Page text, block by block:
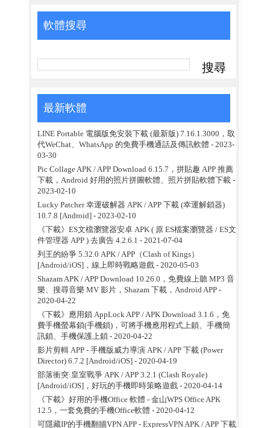
軟體搜尋
最新軟體
LINE Portable 電腦版免安裝下載 (最新版) 7.16.1.3000，取
代WeChat、WhatsApp 的免費手機通話及傳訊軟體 - 2023-
03-30
Pic Collage APK / APP Download 6.15.7，拼貼趣 APP 推薦
下載，Android 好用的照片拼圖軟體、照片拼貼軟體下載-
2023-02-10
Lucky Patcher 幸運破解器 APK / APP 下載 (幸運解鎖器)
10.7.8 [Android] - 2023-02-10
《下載》ES文檔瀏覽器安卓 APK ( 原 ES檔案瀏覽器 / ES文
件管理器 APP ) 去廣告 4.2.6.1 - 2021-07-04
列王的紛爭 5.32.0 APK / APP（Clash of Kings）
[Android/iOS]，線上即時戰略遊戲- 2020-05-03
Shazam APK / APP Download 10.26.0，免費線上聽 MP3 音
樂、搜尋音樂 MV 影片，Shazam 下載，Android APP-
2020-04-22
《下載》應用鎖 AppLock APP / APK Download 3.1.6，免
費手機螢幕鎖(手機鎖)，可將手機應用程式上鎖、手機簡
訊鎖、手機保護上鎖 - 2020-04-22
影片剪輯 APP - 手機版威力導演 APK / APP 下載 (Power
Director) 6.7.2 [Android/iOS]- 2020-04-19
部落衝突:皇室戰爭 APK / APP 3.2.1 (Clash Royale)
[Android/iOS]，好玩的手機即時策略遊戲- 2020-04-14
《下載》好用的手機Office 軟體 - 金山WPS Office APK
12.5，一套免費的手機Office軟體 - 2020-04-12
可隱藏IP的手機翻牆VPN APP - ExpressVPN APK / APP 下載